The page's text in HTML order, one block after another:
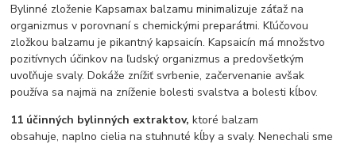
Bylinné zloženie Kapsamax balzamu minimalizuje záťaž na
organizmus v porovnaní s chemickými preparátmi. Kľúčovou
zložkou balzamu je pikantný kapsaicín. Kapsaicín má množstvo
pozitívnych účinkov na ľudský organizmus a predovšetkým
uvoľňuje svaly. Dokáže znížiť svrbenie, začervenanie avšak
používa sa najmä na zníženie bolesti svalstva a bolesti kĺbov.
11 účinných bylinných extraktov,ktoré balzam
obsahuje, naplno cielia na stuhnuté kĺby a svaly. Nenechali sme